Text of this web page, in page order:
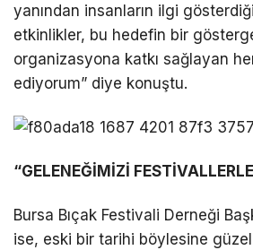
yanından insanların ilgi
etkinlikler, bu hedefin bir
organizasyona katkı sağlayan
ediyorum” diye konuştu.
“GELENEĞİMİZİ
Bursa Bıçak Festivali Derneği
ise, eski bir tarihi böylesine